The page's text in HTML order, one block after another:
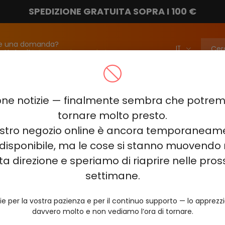
notizie — finalmente sembra che
tornare molto presto.
negozio online è ancora
ma le cose si stanno muovendo
direzione e speriamo di riaprire nelle
settimane.
per la vostra pazienza e per il continuo supporto — lo
davvero molto e non vediamo l’ora di tornare.
SPEDIZIONE GRATUITA SOPRA I 100 €
una domanda?
info@vapebarmarket.com
ELF BAR FS18000
ELF BAR COMBO PRO 30000 ELF BAR RAYA D3 25000 ELF
KING 40000 ELF BAR NIC KING 30000 ELF BAR NICOTINE
VOZOL RAVE 40000 VOZOL STAR 40000 VOZOL NEON
HITME HM20000